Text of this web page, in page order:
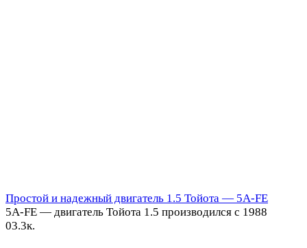
Простой и надежный двигатель 1.5 Тойота — 5A-FE
5A-FE — двигатель Тойота 1.5 производился с 1988
03.3к.